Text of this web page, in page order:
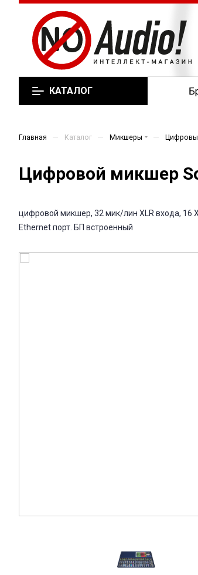
КАТАЛОГ
Главная — Каталог — Микшеры —
Цифровой микшер
цифровой микшер, 32 мик/лин XLR входа, 16
Ethernet порт. БП встроенный